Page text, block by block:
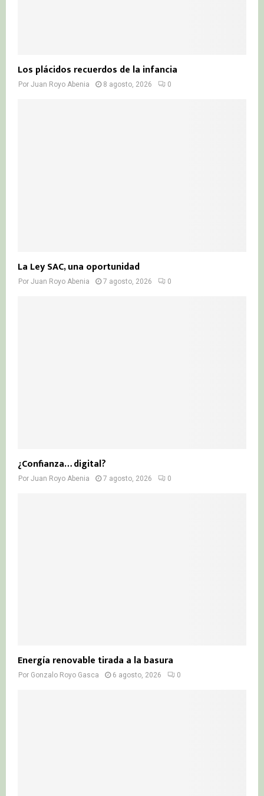
Los plácidos recuerdos de la infancia
Por Juan Royo Abenia 8 agosto, 2026 0
La Ley SAC, una oportunidad
Por Juan Royo Abenia 7 agosto, 2026 0
¿Confianza… digital?
Por Juan Royo Abenia 7 agosto, 2026 0
Energía renovable tirada a la basura
Por Gonzalo Royo Gasca 6 agosto, 2026 0